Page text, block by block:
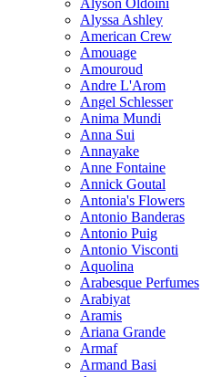
Alyson Oldoini
Alyssa Ashley
American Crew
Amouage
Amouroud
Andre L'Arom
Angel Schlesser
Anima Mundi
Anna Sui
Annayake
Anne Fontaine
Annick Goutal
Antonia's Flowers
Antonio Banderas
Antonio Puig
Antonio Visconti
Aquolina
Arabesque Perfumes
Arabiyat
Aramis
Ariana Grande
Armaf
Armand Basi